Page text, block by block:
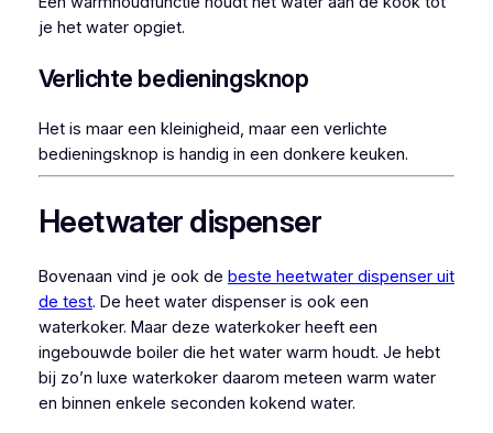
je het water opgiet.
Verlichte bedieningsknop
Het is maar een kleinigheid, maar een verlichte
bedieningsknop is handig in een donkere keuken.
Heetwater dispenser
Bovenaan vind je ook de beste heetwater dispenser uit
de test. De heet water dispenser is ook een
waterkoker. Maar deze waterkoker heeft een
ingebouwde boiler die het water warm houdt. Je hebt
bij zo’n luxe waterkoker daarom meteen warm water
en binnen enkele seconden kokend water.